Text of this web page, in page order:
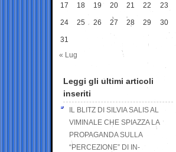
17 18 19 20 21 22 23
24 25 26 27 28 29 30
31
« Lug
Leggi gli ultimi articoli
inseriti
IL BLITZ DI SILVIA SALIS AL
VIMINALE CHE SPIAZZA LA
PROPAGANDA SULLA
“PERCEZIONE” DI IN-